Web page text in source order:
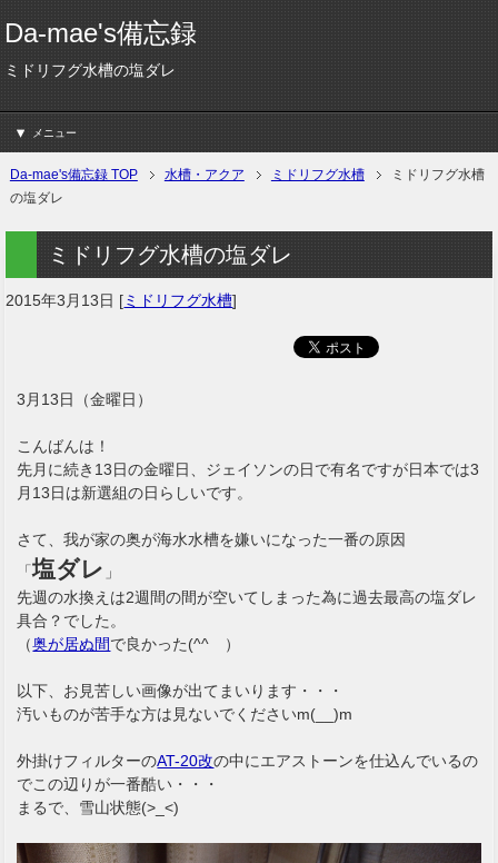
Da-mae's備忘録
ミドリフグ水槽の塩ダレ
メニュー
Da-mae's備忘録 TOP 水槽・アクア ミドリフグ水槽
ミドリフグ水槽
の塩ダレ
ミドリフグ水槽の塩ダレ
2015年3月13日 [ミドリフグ水槽]
3月13日（金曜日）
こんばんは！
先月に続き13日の金曜日、ジェイソンの日で有名ですが日本では3
月13日は新選組の日らしいです。
さて、我が家の奥が海水水槽を嫌いになった一番の原因
「塩ダレ 」
先週の水換えは2週間の間が空いてしまった為に過去最高の塩ダレ
具合？でした。
（奥が居ぬ間で良かった(^^ゞ）
以下、お見苦しい画像が出てまいります・・・
汚いものが苦手な方は見ないでくださいm(__)m
外掛けフィルターのAT-20改の中にエアストーンを仕込んでいるの
でこの辺りが一番酷い・・・
まるで、雪山状態(>_<)